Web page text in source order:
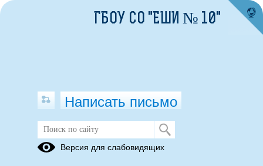
Районные соревнования по лыжным
гонкам среди педагогов
ГБОУ СО "ЕШИ № 10"
Написать письмо
Версия для слабовидящих